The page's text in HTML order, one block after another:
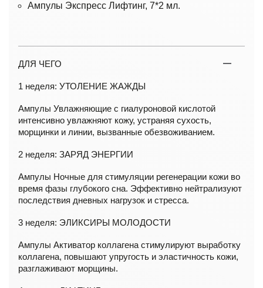
Ампулы Экспресс Лифтинг, 7*2 мл.
ДЛЯ ЧЕГО
1 неделя: УТОЛЕНИЕ ЖАЖДЫ
Ампулы Увлажняющие с гиалуроновой кислотой
интенсивно увлажняют кожу, устраняя сухость,
морщинки и линии, вызванные обезвоживанием.
2 неделя: ЗАРЯД ЭНЕРГИИ
Ампулы Ночные для стимуляции регенерации кожи во
время фазы глубокого сна. Эффективно нейтрализуют
последствия дневных нагрузок и стресса.
3 неделя: ЭЛИКСИРЫ МОЛОДОСТИ
Ампулы Активатор коллагена стимулируют выработку
коллагена, повышают упругость и эластичность кожи,
разглаживают морщины.